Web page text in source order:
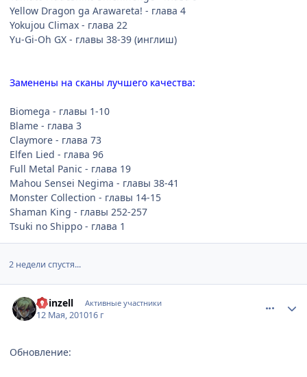
Yellow Dragon ga Arawareta! - глава 4
Yokujou Climax - глава 22
Yu-Gi-Oh GX - главы 38-39 (инглиш)
Заменены на сканы лучшего качества:
Biomega - главы 1-10
Blame - глава 3
Claymore - глава 73
Elfen Lied - глава 96
Full Metal Panic - глава 19
Mahou Sensei Negima - главы 38-41
Monster Collection - главы 14-15
Shaman King - главы 252-257
Tsuki no Shippo - глава 1
2 недели спустя...
Koinzell Активные участники
12 Мая, 201016 г
Обновление: